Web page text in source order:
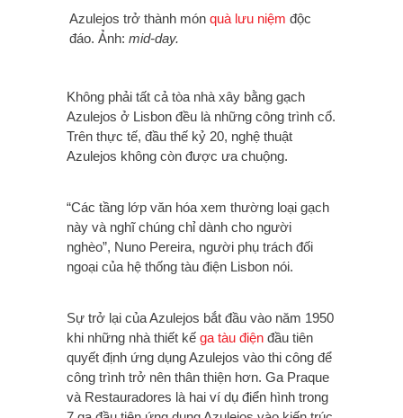
Azulejos trở thành món quà lưu niệm độc
đáo. Ảnh: mid-day.
Không phải tất cả tòa nhà xây bằng gạch
Azulejos ở Lisbon đều là những công trình cổ.
Trên thực tế, đầu thế kỷ 20, nghệ thuật
Azulejos không còn được ưa chuộng.
“Các tầng lớp văn hóa xem thường loại gạch
này và nghĩ chúng chỉ dành cho người
nghèo”, Nuno Pereira, người phụ trách đối
ngoại của hệ thống tàu điện Lisbon nói.
Sự trở lại của Azulejos bắt đầu vào năm 1950
khi những nhà thiết kế ga tàu điện đầu tiên
quyết định ứng dụng Azulejos vào thi công để
công trình trở nên thân thiện hơn. Ga Praque
và Restauradores là hai ví dụ điển hình trong